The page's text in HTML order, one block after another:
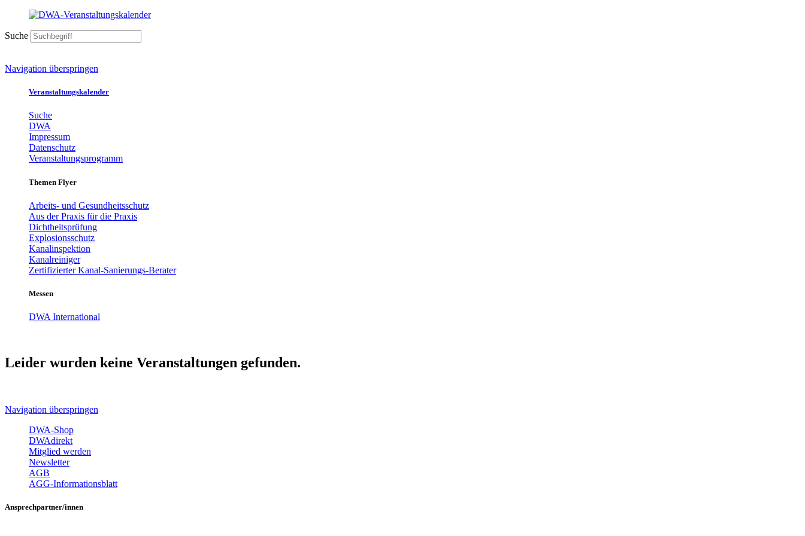
Suche
Navigation überspringen
Veranstaltungskalender
Suche
DWA
Impressum
Datenschutz
Veranstaltungsprogramm
Themen Flyer
Arbeits- und Gesundheitsschutz
Aus der Praxis für die Praxis
Dichtheitsprüfung
Explosionsschutz
Kanalinspektion
Kanalreiniger
Zertifizierter Kanal-Sanierungs-Berater
Messen
DWA International
Leider wurden keine Veranstaltungen gefunden.
Navigation überspringen
DWA-Shop
DWAdirekt
Mitglied werden
Newsletter
AGB
AGG-Informationsblatt
Ansprechpartner/innen